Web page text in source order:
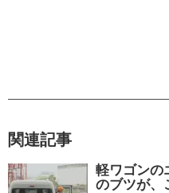
関連記事
軽ワゴンの
のブツが、